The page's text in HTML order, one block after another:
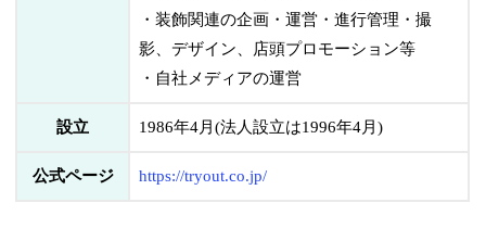
・装飾関連の企画・運営・進行管理・撮
影、デザイン、店頭プロモーション等
・自社メディアの運営
設立 1986年4月(法人設立は1996年4月)
公式ページ https://tryout.co.jp/